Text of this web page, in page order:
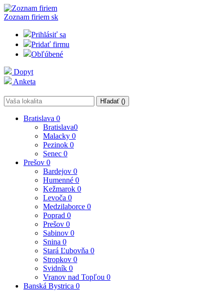
Zoznam firiem sk
Prihlásiť sa
Pridať firmu
Obľúbené
Dopyt
Anketa
Hľadať ()
Bratislava 0
Bratislava0
Malacky 0
Pezinok 0
Senec 0
Prešov 0
Bardejov 0
Humenné 0
Kežmarok 0
Levoča 0
Medzilaborce 0
Poprad 0
Prešov 0
Sabinov 0
Snina 0
Stará Ľubovňa 0
Stropkov 0
Svidník 0
Vranov nad Topľou 0
Banská Bystrica 0